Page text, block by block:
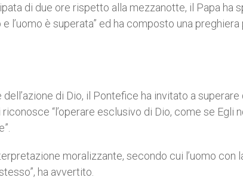
di due ore rispetto alla mezzanotte, il Papa ha
e l’uomo è superata” ed ha composto una
di Dio, il Pontefice ha invitato a
“l’operare esclusivo di Dio, come se Egli
moralizzante, secondo cui l’uomo con
ha avvertito.